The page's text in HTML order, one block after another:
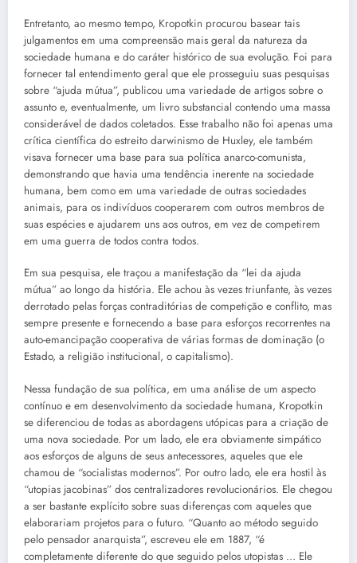
Entretanto, ao mesmo tempo, Kropotkin procurou basear tais
julgamentos em uma compreensão mais geral da natureza da
sociedade humana e do caráter histórico de sua evolução. Foi para
fornecer tal entendimento geral que ele prosseguiu suas pesquisas
sobre “ajuda mútua”, publicou uma variedade de artigos sobre o
assunto e, eventualmente, um livro substancial contendo uma massa
considerável de dados coletados. Esse trabalho não foi apenas uma
crítica científica do estreito darwinismo de Huxley, ele também
visava fornecer uma base para sua política anarco-comunista,
demonstrando que havia uma tendência inerente na sociedade
humana, bem como em uma variedade de outras sociedades
animais, para os indivíduos cooperarem com outros membros de
suas espécies e ajudarem uns aos outros, em vez de competirem
em uma guerra de todos contra todos.
Em sua pesquisa, ele traçou a manifestação da “lei da ajuda
mútua” ao longo da história. Ele achou às vezes triunfante, às vezes
derrotado pelas forças contraditórias de competição e conflito, mas
sempre presente e fornecendo a base para esforços recorrentes na
auto-emancipação cooperativa de várias formas de dominação (o
Estado, a religião institucional, o capitalismo).
Nessa fundação de sua política, em uma análise de um aspecto
contínuo e em desenvolvimento da sociedade humana, Kropotkin
se diferenciou de todas as abordagens utópicas para a criação de
uma nova sociedade. Por um lado, ele era obviamente simpático
aos esforços de alguns de seus antecessores, aqueles que ele
chamou de “socialistas modernos”. Por outro lado, ele era hostil às
“utopias jacobinas” dos centralizadores revolucionários. Ele chegou
a ser bastante explícito sobre suas diferenças com aqueles que
elaborariam projetos para o futuro. “Quanto ao método seguido
pelo pensador anarquista”, escreveu ele em 1887, “é
completamente diferente do que seguido pelos utopistas … Ele